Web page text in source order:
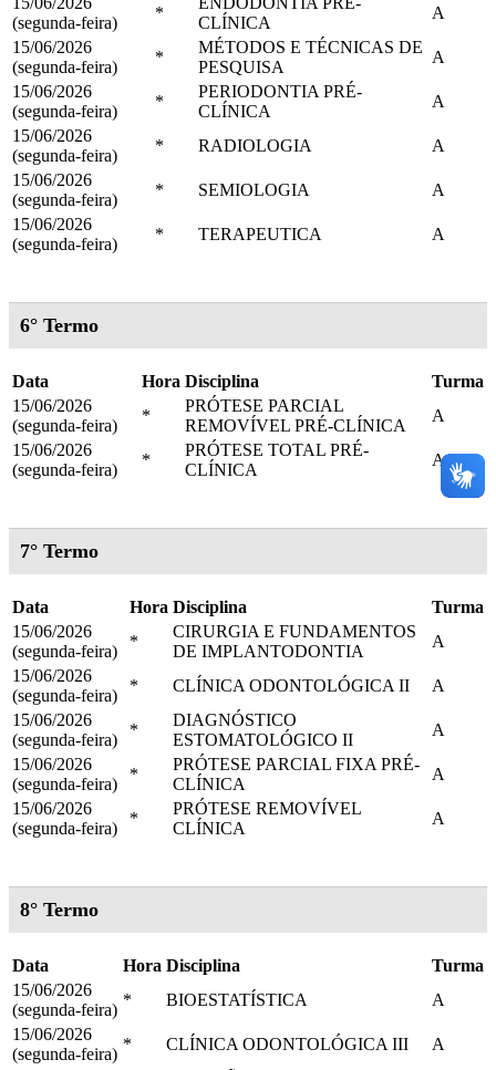
(segunda-feira)
*
CLÍNICA
A
15/06/2026
(segunda-feira)
*
MÉTODOS E TÉCNICAS DE
PESQUISA
A
15/06/2026
(segunda-feira)
*
PERIODONTIA PRÉ-
CLÍNICA
A
15/06/2026
(segunda-feira)
* RADIOLOGIA
A
15/06/2026
(segunda-feira)
* SEMIOLOGIA
A
15/06/2026
(segunda-feira)
* TERAPEUTICA A
6° Termo
Data Hora Disciplina
Turma
15/06/2026
(segunda-feira)
*
PRÓTESE PARCIAL
REMOVÍVEL PRÉ-CLÍNICA
A
15/06/2026
(segunda-feira)
*
PRÓTESE TOTAL PRÉ-
CLÍNICA
A
7° Termo
Data Hora Disciplina
Turma
15/06/2026
(segunda-feira)
*
CIRURGIA E FUNDAMENTOS
DE IMPLANTODONTIA
A
15/06/2026
(segunda-feira)
* CLÍNICA ODONTOLÓGICA II
A
15/06/2026
(segunda-feira)
*
DIAGNÓSTICO
ESTOMATOLÓGICO II
A
15/06/2026
(segunda-feira)
*
PRÓTESE PARCIAL FIXA PRÉ-
CLÍNICA
A
15/06/2026
(segunda-feira)
*
PRÓTESE REMOVÍVEL
CLÍNICA
A
8° Termo
Data Hora Disciplina
Turma
15/06/2026
(segunda-feira)
* BIOESTATÍSTICA
A
15/06/2026
(segunda-feira)
* CLÍNICA ODONTOLÓGICA III
A